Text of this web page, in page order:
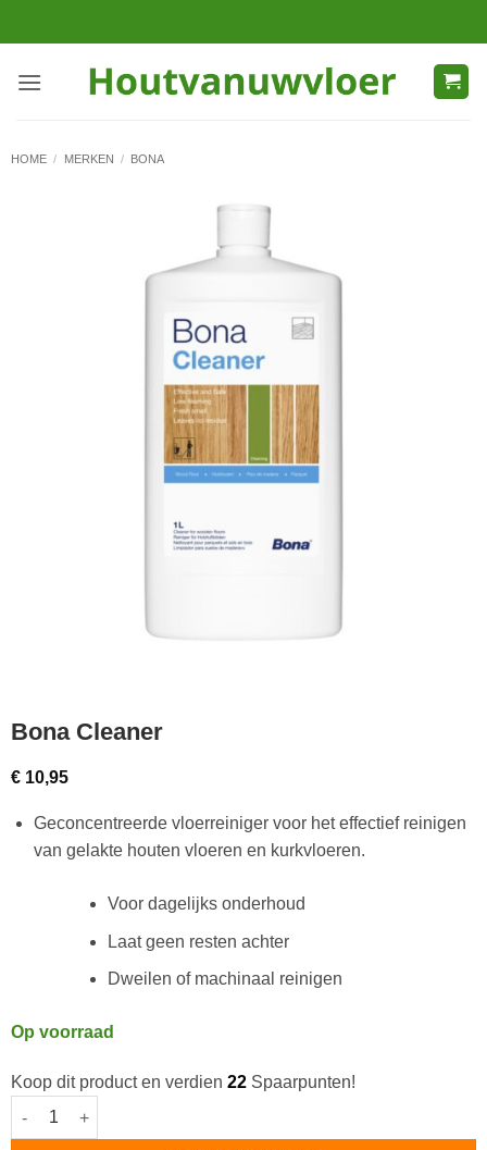
naar
HOME / MERKEN / BONA
Bona Cleaner
€10,95
Geconcentreerde vloerreiniger voor het effectief reinigen
van gelakte houten vloeren en kurkvloeren.
Voor dagelijks onderhoud
Laat geen resten achter
Dweilen of machinaal reinigen
Op voorraad
Koop dit product en verdien 22Spaarpunten!
Bona Cleaner aantal